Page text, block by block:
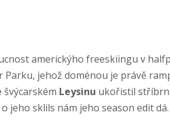
americkýho freeskiingu v
Parku, jehož doménou je právě
Leysinu ukořistil
jeho sklils nám jeho season edit